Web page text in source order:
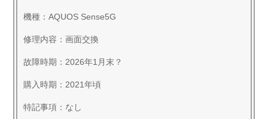
機種：AQUOS Sense5G
修理内容：画面交換
故障時期：2026年1月末？
購入時期：2021年頃
特記事項：なし